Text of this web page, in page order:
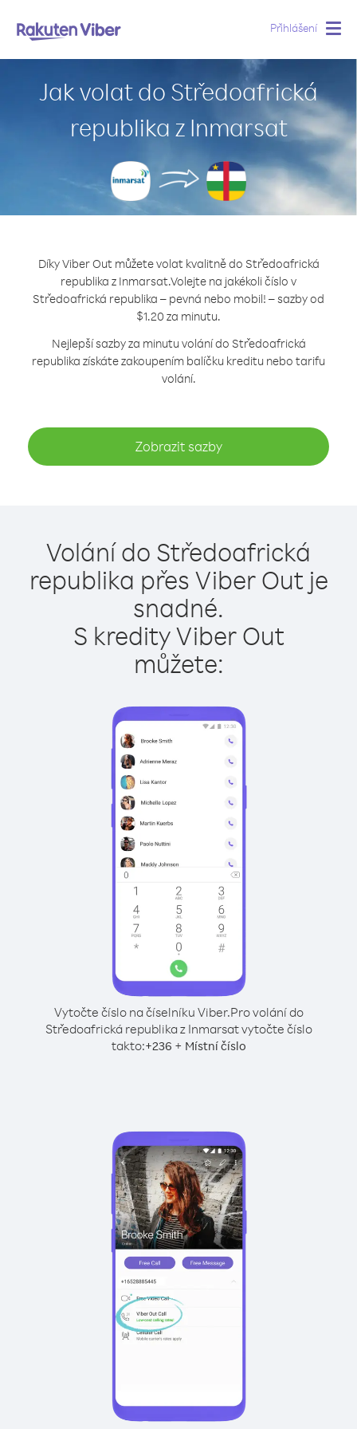
Přihlášení
Jak volat do Středoafrická
republika z Inmarsat
Díky Viber Out můžete volat kvalitně do Středoafrická
republika z Inmarsat.Volejte na jakékoli číslo v
Středoafrická republika – pevná nebo mobil! – sazby od
$1.20 za minutu.
Nejlepší sazby za minutu volání do Středoafrická
republika získáte zakoupením balíčku kreditu nebo tarifu
volání.
Zobrazit sazby
Volání do Středoafrická
republika přes Viber Out je
snadné.
S kredity Viber Out
můžete:
Vytočte číslo na číselníku Viber.Pro volání do
Středoafrická republika z Inmarsat vytočte číslo
takto:+236 + Místní číslo